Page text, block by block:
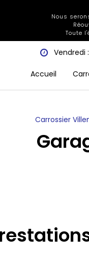
Nous
Toute
Vendredi
Accueil
Carrossier